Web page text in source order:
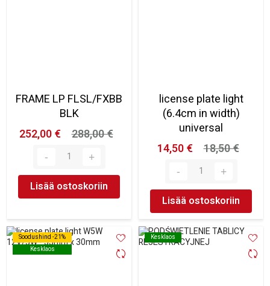
FRAME LP FLSL/FXBB
BLK
252,00 €
288,00 €
Lisää ostoskoriin
license plate light
(6.4cm in width)
universal
14,50 €
18,50 €
Lisää ostoskoriin
Soodushind -21%
Kesklaos
Soodushind -21%
Kesklaos
Kesklaos
Kesklaos